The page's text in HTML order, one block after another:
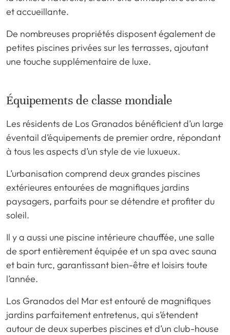
et accueillante.
De nombreuses propriétés disposent également de
petites piscines privées sur les terrasses, ajoutant
une touche supplémentaire de luxe.
Équipements de classe mondiale
Les résidents de Los Granados bénéficient d’un large
éventail d’équipements de premier ordre, répondant
à tous les aspects d’un style de vie luxueux.
L’urbanisation comprend deux grandes piscines
extérieures entourées de magnifiques jardins
paysagers, parfaits pour se détendre et profiter du
soleil.
Il y a aussi une piscine intérieure chauffée, une salle
de sport entièrement équipée et un spa avec sauna
et bain turc, garantissant bien-être et loisirs toute
l’année.
Los Granados del Mar est entouré de magnifiques
jardins parfaitement entretenus, qui s’étendent
autour de deux superbes piscines et d’un club-house